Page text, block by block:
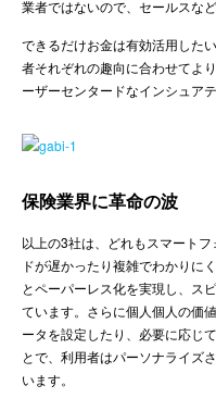
業者ではないので、セールスな
できるだけお金は有効活用した
者それぞれの趣向に合わせてよ
ーザーセンタードなインシュア
保険業界に革命の波
以上の3社は、どれもスマート
ドが遅かったり複雑でわかりに
とペーパーレス化を実現し、ス
ています。さらに個人個人の価
ータを設定したり、必要に応じ
とで、利用者はパーソナライズ
います。